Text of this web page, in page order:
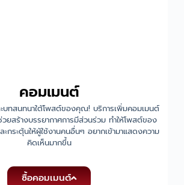
คอมเมนต์
บทสนทนาใต้โพสต์ของคุณ! บริการเพิ่มคอมเมนต์
ยสร้างบรรยากาศการมีส่วนร่วม ทำให้โพสต์ของ
กระตุ้นให้ผู้ใช้งานคนอื่นๆ อยากเข้ามาแสดงความ
คิดเห็นมากขึ้น
ซื้อคอมเมนต์